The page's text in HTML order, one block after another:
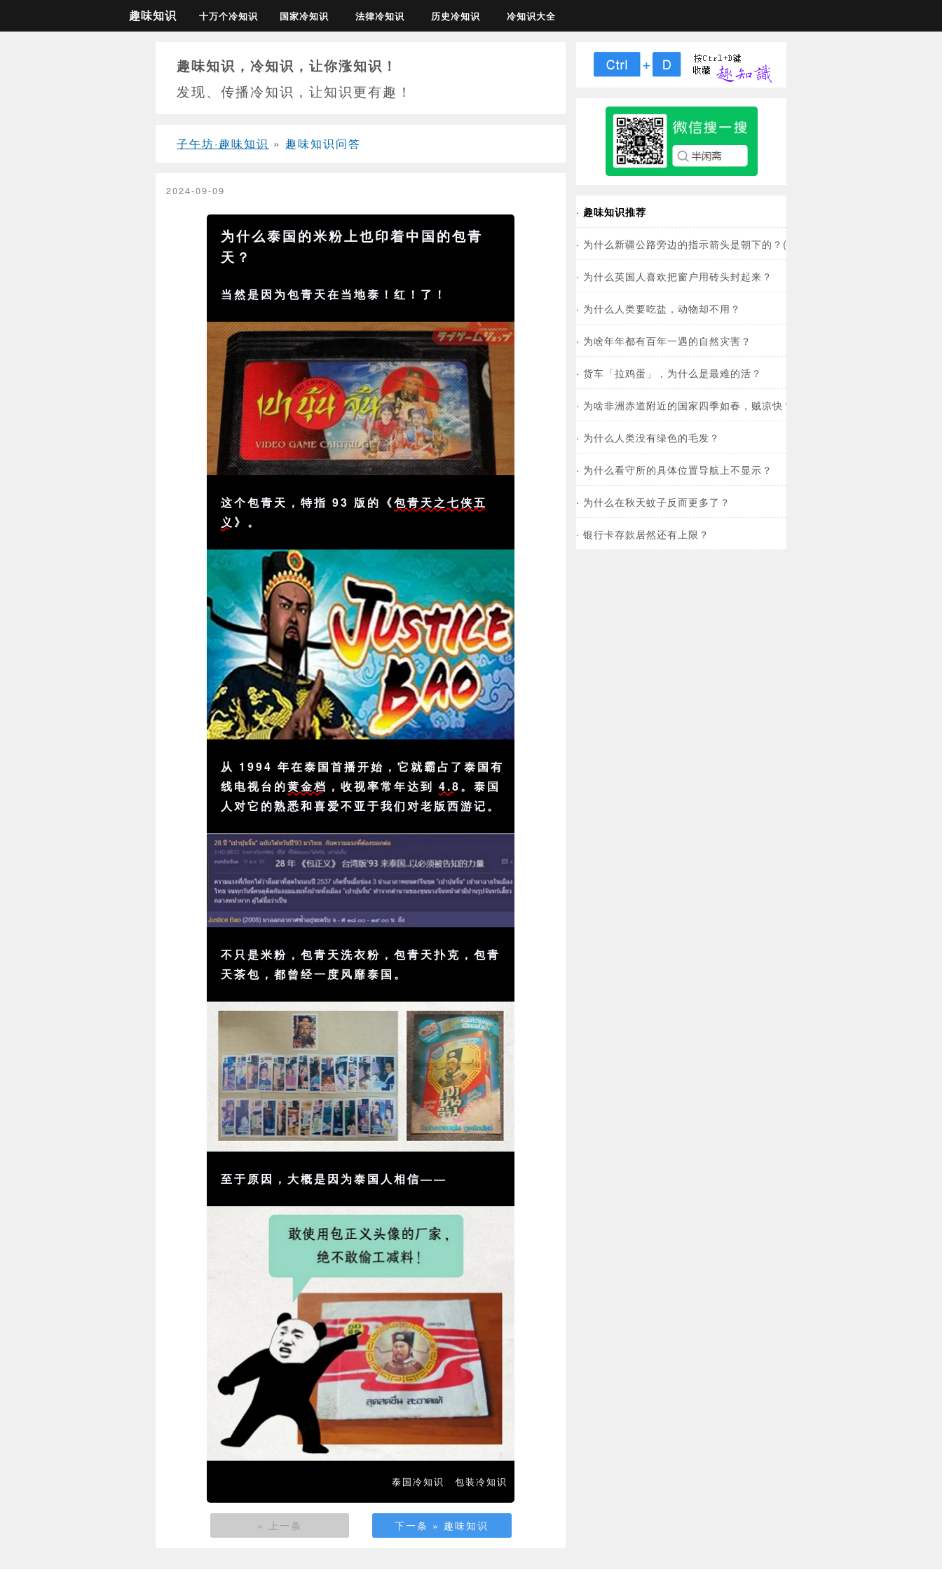
趣味知识 十万个冷知识 国家冷知识 法律冷知识 历史冷知识 冷知识大全
趣味知识，冷知识，让你涨知识！
发现、传播冷知识，让知识更有趣！
子午坊·趣味知识 » 趣味知识问答
2024-09-09
为什么泰国的米粉上也印着中国的包青
天？
当然是因为包青天在当地泰！红！了！
这个包青天，特指 93 版的《包青天之七侠五
义 》。
从 1994 年在泰国首播开始，它就霸占了泰国有
线电视台的黄金档 ，收视率常年达到4.8。泰国
人对它的熟悉和喜爱不亚于我们对老版西游记。
不只是米粉，包青天洗衣粉，包青天扑克，包青
天茶包，都曾经一度风靡泰国。
至于原因，大概是因为泰国人相信——
泰国冷知识 包装冷知识
« 上一条 下一条 » 趣味知识
· 趣味知识推荐
· 为什么新疆公路旁边的指示箭头是朝下的？(详)
· 为什么英国人喜欢把窗户用砖头封起来？
· 为什么人类要吃盐，动物却不用？
· 为啥年年都有百年一遇的自然灾害？
· 货车「拉鸡蛋」，为什么是最难的活？
· 为啥非洲赤道附近的国家四季如春，贼凉快？
· 为什么人类没有绿色的毛发？
· 为什么看守所的具体位置导航上不显示？
· 为什么在秋天蚊子反而更多了？
· 银行卡存款居然还有上限？